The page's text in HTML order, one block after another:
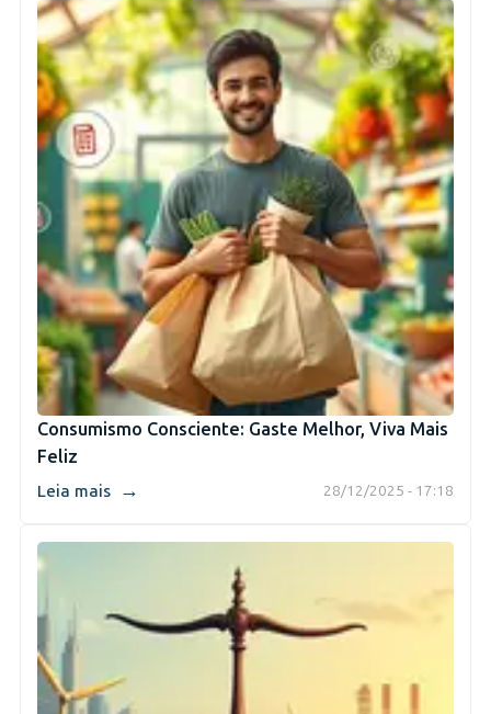
Consumismo Consciente: Gaste Melhor, Viva Mais
Feliz
28/12/2025 - 17:18
Leia mais →